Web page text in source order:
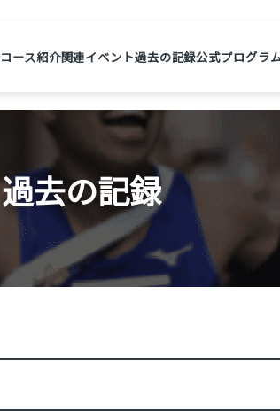
コース紹介関連イベント過去の記録公式プログラ
過去の記録